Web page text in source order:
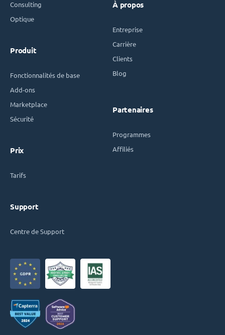
Consulting
Optique
Produit
Fonctionnalités de base
Add-ons
Marketplace
Sécurité
Prix
Tarifs
Support
Centre de Support
À propos
Entreprise
Carrière
Clients
Blog
Partenaires
Programmes
Affiliés